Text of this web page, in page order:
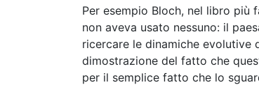
Per esempio Bloch, nel libro più
non aveva usato nessuno: il
ricercare le dinamiche evolutive
dimostrazione del fatto che
per il semplice fatto che lo